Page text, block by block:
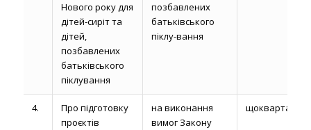
Нового року для
дітей-сиріт та
дітей,
позбавлених
батьківського
піклування
позбавлених
батьківського
піклу-вання
4.
Про підготовку
проєктів
на виконання
вимог Закону
щокварталу